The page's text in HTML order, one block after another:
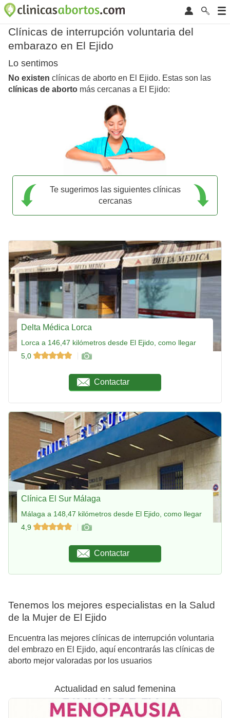
Clínicas de interrupción voluntaria del
embarazo en El Ejido
Lo sentimos
No existen clínicas de aborto en El Ejido. Estas son las
clínicas de aborto más cercanas a El Ejido:
Te sugerimos las siguientes clínicas
cercanas
Delta Médica Lorca
Lorca a 146,47 kilómetros desde El Ejido, como llegar
5,0
Contactar
Clínica El Sur Málaga
Málaga a 148,47 kilómetros desde El Ejido, como llegar
4,9
Contactar
Tenemos los mejores especialistas en la Salud
de la Mujer de El Ejido
Encuentra las mejores clínicas de interrupción voluntaria
del embrazo en El Ejido, aquí encontrarás las clínicas de
aborto mejor valoradas por los usuarios
Actualidad en salud femenina